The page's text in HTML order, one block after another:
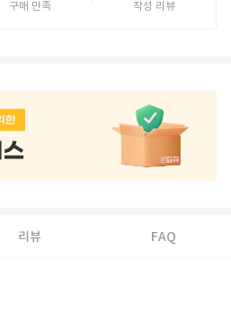
구매 만족 작성 리뷰
리뷰 FAQ